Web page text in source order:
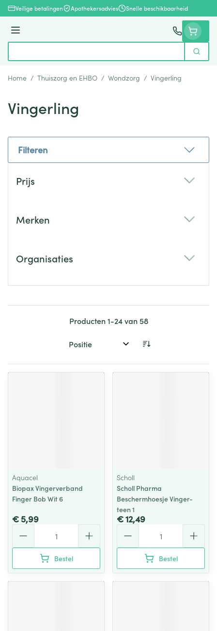
Ga naar de inhoud
Veilige betalingen Apothekersadvies Snelle beschikbaarheid
Menu
Zoek
Home / Thuiszorg en EHBO / Wondzorg / Vingerling
Vingerling
Filteren
Prijs
Merken
Organisaties
Producten1-24van58
Sorteer op:
Aquacel
Biopax Vingerverband
Finger Bob Wit 6
€ 5,99
Bestel
Scholl
Scholl Pharma
Beschermhoesje Vinger-
teen 1
€ 12,49
Bestel